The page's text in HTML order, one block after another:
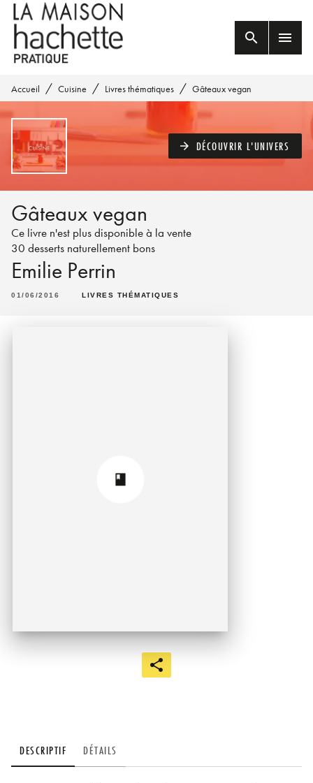
MENU RECHERCHE
PIED DE PAGE
search menu
Accueil / Cuisine / Livres thématiques / Gâteaux vegan
arrow_forward DÉCOUVRIR L'UNIVERS
Gâteaux vegan
Ce livre n'est plus disponible à la vente
30 desserts naturellement bons
Emilie Perrin
01/06/2016 LIVRES THÉMATIQUES
DESCRIPTIF DÉTAILS